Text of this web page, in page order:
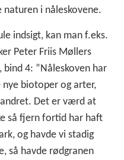
i nåleskovene.
indsigt, kan man f.eks.
Peter Friis Møllers
4: ”Nåleskoven har
biotoper og arter,
Det er værd at
så fjern fortid har haft
og havde vi stadig
så havde rødgranen